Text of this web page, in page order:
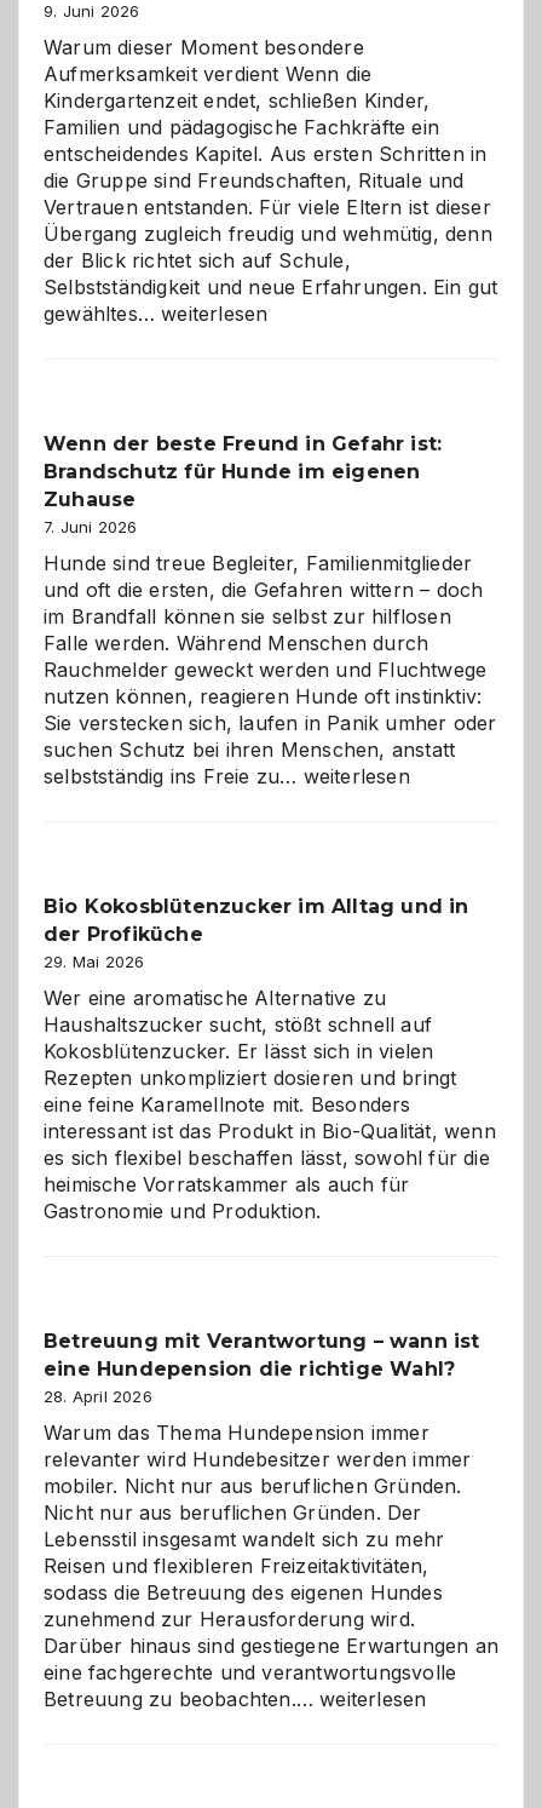
9. Juni 2026
Warum dieser Moment besondere
Aufmerksamkeit verdient Wenn die
Kindergartenzeit endet, schließen Kinder,
Familien und pädagogische Fachkräfte ein
entscheidendes Kapitel. Aus ersten Schritten in
die Gruppe sind Freundschaften, Rituale und
Vertrauen entstanden. Für viele Eltern ist dieser
Übergang zugleich freudig und wehmütig, denn
der Blick richtet sich auf Schule,
Selbstständigkeit und neue Erfahrungen. Ein gut
gewähltes…Abschied
und
herzlich
weiterlesen
Wenn der beste Freund in Gefahr ist:
Brandschutz für Hunde im eigenen
Zuhause
7. Juni 2026
Hunde sind treue Begleiter, Familienmitglieder
und oft die ersten, die Gefahren wittern – doch
im Brandfall können sie selbst zur hilflosen
Falle werden. Während Menschen durch
Rauchmelder geweckt werden und Fluchtwege
nutzen können, reagieren Hunde oft instinktiv:
Sie verstecken sich, laufen in Panik umher oder
suchen Schutz bei ihren Menschen, anstatt
selbstständig ins Freie zu… Wenn
Gefahr
für
Hunde
im
eigenen
Zuhause
weiterlesen
Bio Kokosblütenzucker im Alltag und in
der Profiküche
29. Mai 2026
Wer eine aromatische Alternative zu
Haushaltszucker sucht, stößt schnell auf
Kokosblütenzucker. Er lässt sich in vielen
Rezepten unkompliziert dosieren und bringt
eine feine Karamellnote mit. Besonders
interessant ist das Produkt in Bio-Qualität, wenn
es sich flexibel beschaffen lässt, sowohl für die
heimische Vorratskammer als auch für
Gastronomie und Produktion.
Betreuung mit Verantwortung – wann ist
eine Hundepension die richtige Wahl?
28. April 2026
Warum das Thema Hundepension immer
relevanter wird Hundebesitzer werden immer
mobiler. Nicht nur aus beruflichen Gründen.
Nicht nur aus beruflichen Gründen. Der
Lebensstil insgesamt wandelt sich zu mehr
Reisen und flexibleren Freizeitaktivitäten,
sodass die Betreuung des eigenen Hundes
zunehmend zur Herausforderung wird.
Darüber hinaus sind gestiegene Erwartungen an
eine fachgerechte und verantwortungsvolle
Betreuung zu beobachten.…Betreuung
weiterlesen